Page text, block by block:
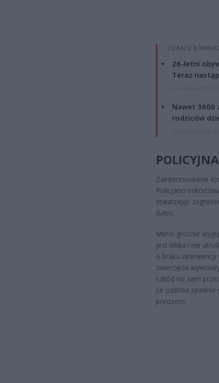
ZOBACZ
26-letni
Teraz
Nawet 3600
rodziców
Zainteresowanie
Policjanci
stwarzając
Babic.
Mimo groźnie
jest lekka i nie
o braku interwencji
zwierzęcia
szkód niż sam
że ozdoba spadnie
porożem.